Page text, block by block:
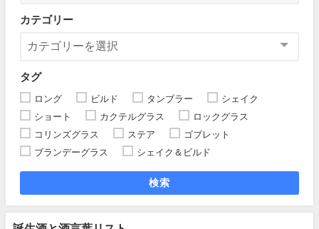
カテゴリー
タグ
ロング ビルド タンブラー
シェイク
ショート
カクテルグラス
ロックグラス
コリンズグラス
ステア
ゴブレット
ブランデーグラス
シェイク＆ビルド
検索